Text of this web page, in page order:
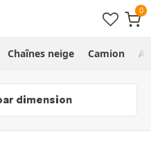
Chaînes neige Camion
dimension